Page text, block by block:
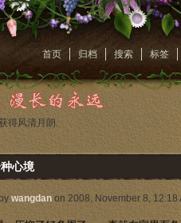
首页 归档 搜索 标签
得风清月朗.
心境
wangdan on 2008, November 8, 12:18